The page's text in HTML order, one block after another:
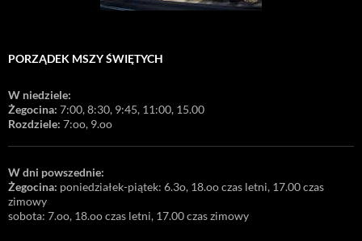
PORZĄDEK MSZY ŚWIĘTYCH
W niedziele:
Żegocina: 7:00, 8:30, 9:45, 11:00, 15.00
Rozdziele: 7:oo, 9.oo
W dni powszednie:
Żegocina: poniedziałek-piątek: 6.3o, 18.oo czas letni, 17.00 czas
zimowy
sobota: 7.oo, 18.oo czas letni, 17.00 czas zimowy